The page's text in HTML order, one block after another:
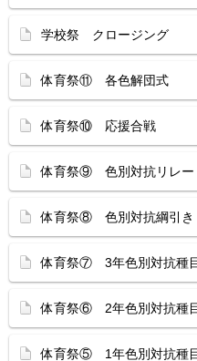
学校祭 クロージング
体育祭⑪ 各色解団式
体育祭⑩ 応援合戦
体育祭⑨ 色別対抗リレー
体育祭⑧ 色別対抗綱引き
体育祭⑦ 3年色別対抗種
体育祭⑥ 2年色別対抗種
体育祭⑤ 1年色別対抗種